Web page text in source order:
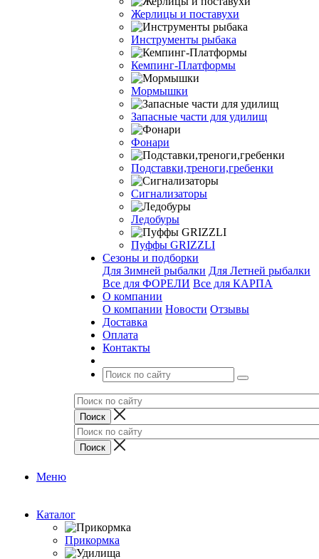
Жерлицы и поставухи
Инструменты рыбака
Кемпинг-Платформы
Мормышки
Запасные части для удилищ
Фонари
Подставки,треноги,гребенки
Сигнализаторы
Ледобуры
Пуффы GRIZZLI
Сезоны и подборки
Для Зимней рыбалки Для Летней рыбалки
Все для ФОРЕЛИ Все для КАРПА
О компании
О компании Новости Отзывы
Доставка
Оплата
Контакты
Меню
Каталог
Прикормка